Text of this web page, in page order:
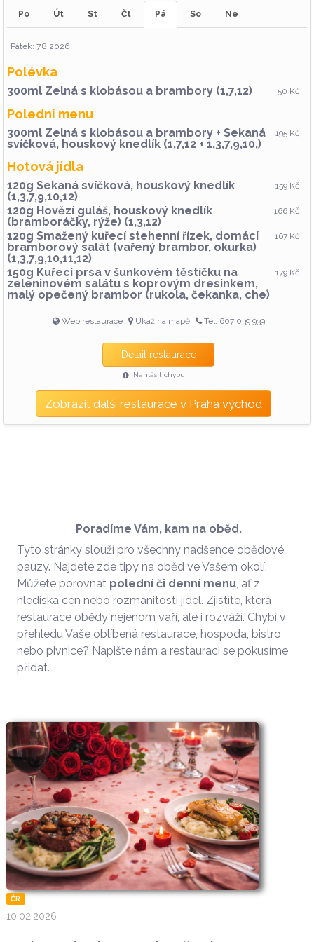
s křenem, hořčicí a rozpečeným chlebem
350g Trhané listy salátů s grilovaným kozím
sýrem, červenou řepou, rajčaty, vlašskými
ořechy, rukolou a balzamikovou redukcí (7,8,)
1ks Limetkový cheesecake (1,3,7)
1ks Malinový cheesecake (1,3,7)
1ks Panna Cotta (1,3,7)
Po Út St Čt Pá So Ne
Pátek: 7.8.2026
Polévka
300ml Zelná s klobásou a brambory (1,7,12) 50 Kč
Polední menu
300ml Zelná s klobásou a brambory + Sekaná
svíčková, houskový knedlík (1,7,12 + 1,3,7,9,10,)
195 Kč
Hotová jídla
120g Sekaná svíčková, houskový knedlík
(1,3,7,9,10,12)
159 Kč
120g Hovězí guláš, houskový knedlík
(bramboráčky, rýže) (1,3,12)
166 Kč
120g Smažený kuřecí stehenní řízek, domácí
bramborový salát (vařený brambor, okurka)
(1,3,7,9,10,11,12)
167 Kč
150g Kuřecí prsa v šunkovém těstíčku na
zeleninovém salátu s koprovým dresinkem,
malý opečený brambor (rukola, čekanka, che)
179 Kč
Web restaurace Ukaž na mapě Tel: 607 039 939
Detail restaurace
Nahlásit chybu
Zobrazit další restaurace v Praha východ
Poradíme Vám, kam na oběd.
Tyto stránky slouží pro všechny nadšence obědové
pauzy. Najdete zde tipy na oběd ve Vašem okolí.
Můžete porovnat polední či denní menu, ať z
hlediska cen nebo rozmanitosti jídel. Zjistíte, která
restaurace obědy nejenom vaří, ale i rozváží. Chybí v
přehledu Vaše oblíbená restaurace, hospoda, bistro
nebo pivnice? Napište nám a restauraci se pokusíme
přidat.
ČR
10.02.2026